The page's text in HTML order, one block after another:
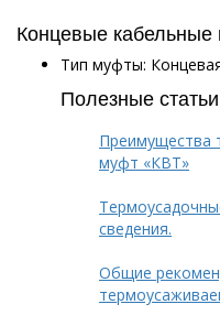
Концевые
Тип муфты:
Полезные статьи
Преимущества
муфт «КВТ»
сведения.
Общие